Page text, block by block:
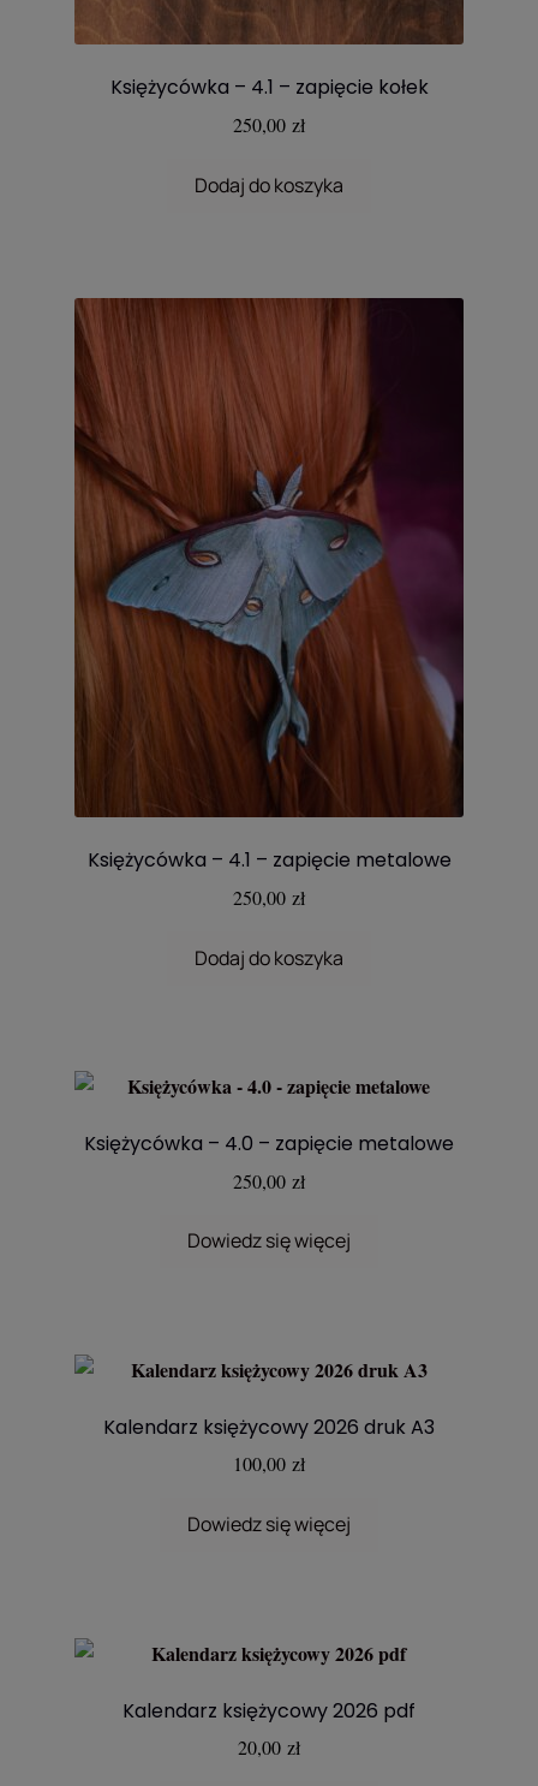
Księżycówka – 4.1 – zapięcie kołek
250,00 zł
Dodaj do koszyka
Księżycówka – 4.1 – zapięcie metalowe
250,00 zł
Dodaj do koszyka
Księżycówka – 4.0 – zapięcie metalowe
250,00 zł
Dowiedz się więcej
Kalendarz księżycowy 2026 druk A3
100,00 zł
Dowiedz się więcej
Kalendarz księżycowy 2026 pdf
20,00 zł